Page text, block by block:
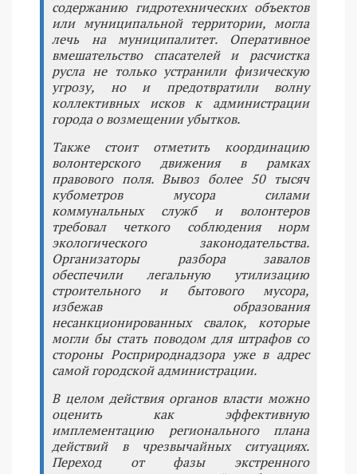
содержанию гидротехнических объектов
или муниципальной территории, могла
лечь на муниципалитет. Оперативное
вмешательство спасателей и расчистка
русла не только устранили физическую
угрозу, но и предотвратили волну
коллективных исков к администрации
города о возмещении убытков.
Также стоит отметить координацию
волонтерского движения в рамках
правового поля. Вывоз более 50 тысяч
кубометров мусора силами
коммунальных служб и волонтеров
требовал четкого соблюдения норм
экологического законодательства.
Организаторы разбора завалов
обеспечили легальную утилизацию
строительного и бытового мусора,
избежав образования
несанкционированных свалок, которые
могли бы стать поводом для штрафов со
стороны Росприроднадзора уже в адрес
самой городской администрации.
В целом действия органов власти можно
оценить как эффективную
имплементацию регионального плана
действий в чрезвычайных ситуациях.
Переход от фазы экстренного